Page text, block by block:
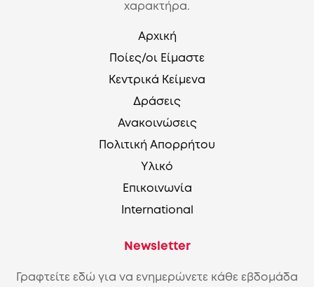
χαρακτήρα.
Αρχική
Ποίες/οι Είμαστε
Κεντρικά Κείμενα
Δράσεις
Ανακοινώσεις
Πολιτική Απορρήτου
Υλικό
Επικοινωνία
International
Newsletter
Γραφτείτε εδώ για να ενημερώνετε κάθε εβδομάδα